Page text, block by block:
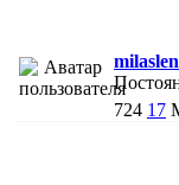
724 17